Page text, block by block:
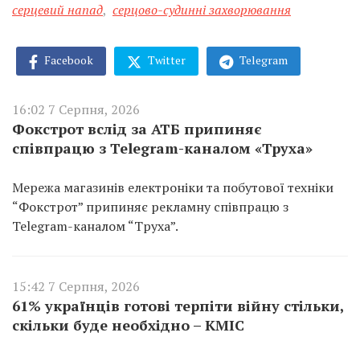
серцевий напад, серцово-судинні захворювання
Facebook Twitter Telegram
16:02 7 Серпня, 2026
Фокстрот вслід за АТБ припиняє
співпрацю з Telegram-каналом «Труха»
Мережа магазинів електроніки та побутової техніки
“Фокстрот” припиняє рекламну співпрацю з
Telegram-каналом “Труха”.
15:42 7 Серпня, 2026
61% українців готові терпіти війну стільки,
скільки буде необхідно – КМІС